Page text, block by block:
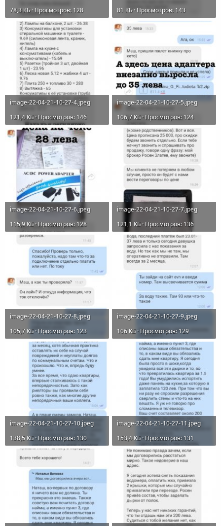
78,3 КБ · Просмотров: 128
81 КБ · Просмотров: 143
image-22-04-21-10-27-4.jpeg
121,4 КБ · Просмотров: 146
image-22-04-21-10-27-5.jpeg
106,7 КБ · Просмотров: 124
image-22-04-21-10-27-6.jpeg
115,9 КБ · Просмотров: 128
image-22-04-21-10-27-7.jpeg
121,1 КБ · Просмотров: 136
image-22-04-21-10-27-8.jpeg
105,7 КБ · Просмотров: 123
image-22-04-21-10-27-9.jpeg
106 КБ · Просмотров: 129
image-22-04-21-10-27-10.jpeg
138,5 КБ · Просмотров: 130
image-22-04-21-10-27-11.jpeg
153,4 КБ · Просмотров: 131